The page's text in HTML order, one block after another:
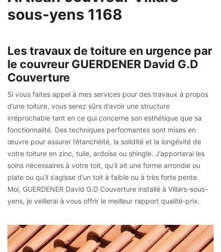
sous-yens 1168
Les travaux de toiture en urgence par
le couvreur GUERDENER David G.D
Couverture
Si vous faites appel à mes services pour des travaux à propos
d’une toiture, vous serez sûrs d’avoir une structure
irréprochable tant en ce qui concerne son esthétique que sa
fonctionnalité. Des techniques performantes sont mises en
œuvre pour assurer l’étanchéité, la solidité et la longévité de
votre toiture en zinc, tuile, ardoise ou shingle. J’apporterai les
soins nécessaires à votre toit, qu’il ait une forme arrondie ou
plate ou qu’il s’agisse d’un toit à faible ou à très forte pente.
Moi, GUERDENER David G.D Couverture installé à Villars-sous-
yens, je veillerai à vous offrir le meilleur rapport qualité-prix.